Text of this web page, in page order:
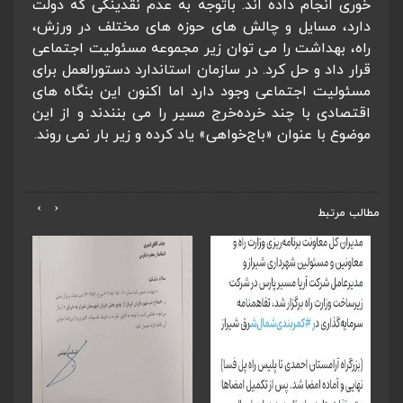
خوری انجام داده اند. باتوجه به عدم نقدینگی که دولت
دارد، مسایل و چالش های حوزه های مختلف در ورزش،
راه، بهداشت را می توان زیر مجموعه مسئولیت اجتماعی
قرار داد و حل کرد. در سازمان استاندارد دستورالعمل برای
مسئولیت اجتماعی وجود دارد اما اکنون این بنگاه های
اقتصادی با چند خرده‌خرج مسیر را می بنندند و از این
موضوع با عنوان «باج‌خواهی» یاد کرده و زیر بار نمی روند.
مطالب مرتبط ‹
›